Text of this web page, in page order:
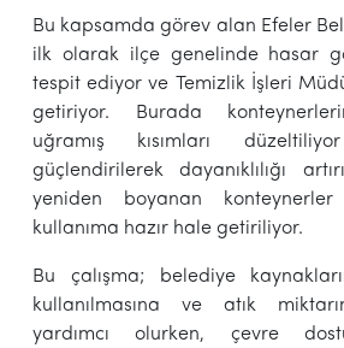
Bu kapsamda görev alan Efeler
ilk olarak ilçe genelinde hasar
tespit ediyor ve Temizlik İşleri
getiriyor. Burada
uğramış kısımları
güçlendirilerek dayanıklılığı
yeniden boyanan
kullanıma hazır hale getiriliyor.
Bu çalışma; belediye
kullanılmasına ve atık
yardımcı olurken, çevre